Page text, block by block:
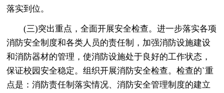
落实到位。
(三)突出重点，全面开展安全检查。进一步落实各项
消防安全制度和各类人员的责任制，加强消防设施建设
和消防器材的管理，使消防设施处于良好的工作状态，
保证校园安全稳定。组织开展消防安全检查。检查的`重
点是：消防责任制落实情况、消防安全管理制度的建立